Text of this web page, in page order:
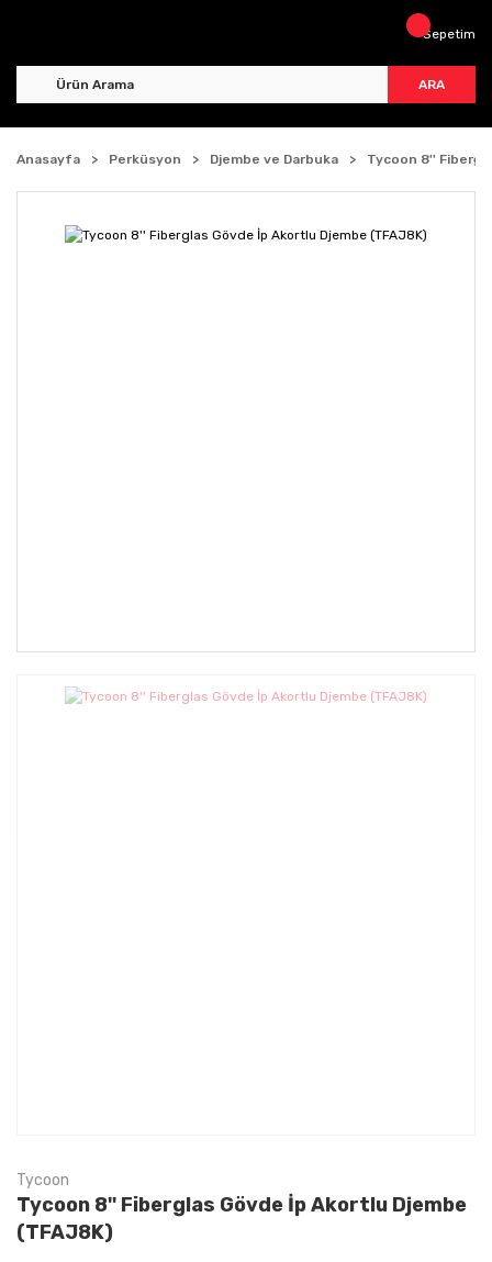
ARA
Sepetim
Anasayfa Perküsyon Djembe ve Darbuka Tycoon 8''
Tycoon
Tycoon 8'' Fiberglas Gövde İp Akortlu Djembe
(TFAJ8K)